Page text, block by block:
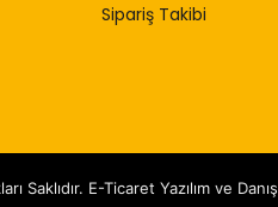
Sipariş Takibi
Saklıdır. E-Ticaret Yazılım ve